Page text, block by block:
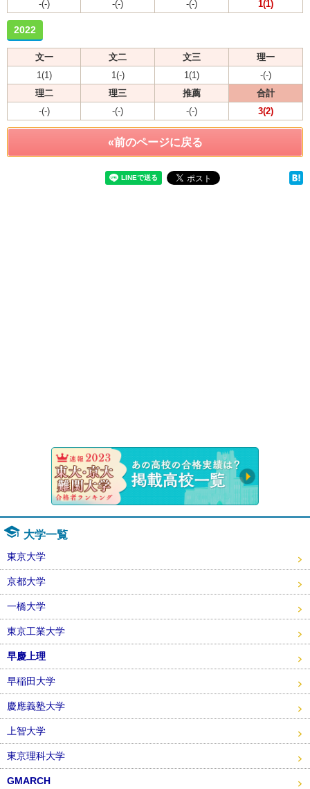
-(-)
-(-) -(-) 1(1)
2022
文一 文二 文三
理一
1(1)
1(-) 1(1)
-(-)
理二
理三 推薦
合計
-(-)
-(-) -(-) 3(2)
«前のページに戻る
大学一覧
東京大学
京都大学
一橋大学
東京工業大学
早慶上理
早稲田大学
慶應義塾大学
上智大学
東京理科大学
GMARCH